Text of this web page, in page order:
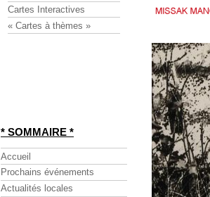
Cartes Interactives
« Cartes à thèmes »
* SOMMAIRE *
Accueil
Prochains événements
Actualités locales